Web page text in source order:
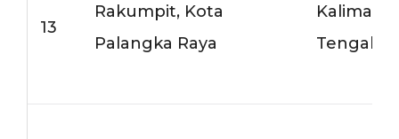
13
Rakumpit, Kota
Palangka Raya
Tengah